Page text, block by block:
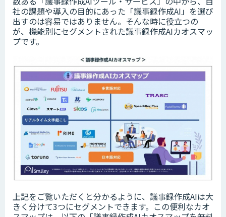
社の課題や導入の目的にあった「議事録作成AI」を選び
出すのは容易ではありません。そんな時に役立つの
が、機能別にセグメントされた議事録作成AIカオスマッ
プです。
上記をご覧いただくと分かるように、議事録作成AIは大
きく分けて3つにセグメントできます。この便利なカオ